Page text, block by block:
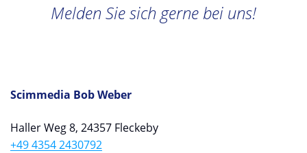
Melden Sie sich gerne bei uns!
Scimmedia Bob Weber
Haller Weg 8, 24357 Fleckeby
+49 4354 2430792